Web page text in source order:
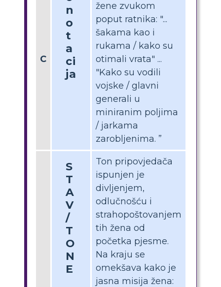
C
n
o
t
a
ci
ja
žene zvukom
poput ratnika: "...
šakama kao i
rukama / kako su
otimali vrata" ...
"Kako su vodili
vojske / glavni
generali u
miniranim poljima
/ jarkama
zarobljenima. ”
S
T
A
V
/
T
O
N
E
Ton pripovjedača
ispunjen je
divljenjem,
odlučnošću i
strahopoštovanjem
tih žena od
početka pjesme.
Na kraju se
omekšava kako je
jasna misija žena: